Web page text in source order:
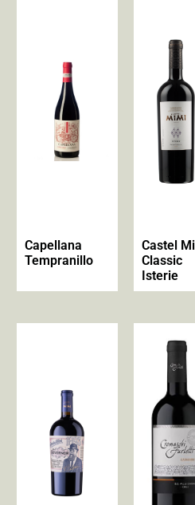
Capellana
Tempranillo
Castel
Classic
Isterie